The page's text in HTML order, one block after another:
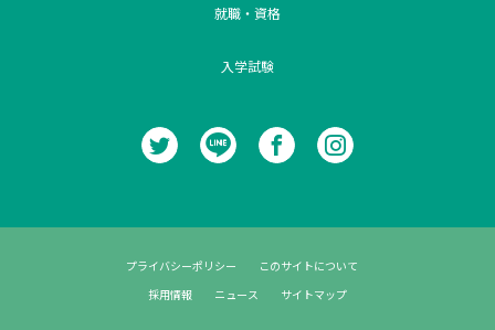
就職・資格
入学試験
プライバシーポリシー
このサイトについて
採用情報
ニュース サイトマップ